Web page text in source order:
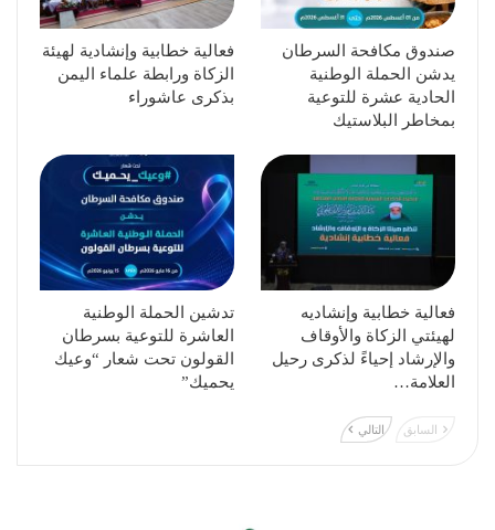
صندوق مكافحة السرطان
يدشن الحملة الوطنية
الحادية عشرة للتوعية
بمخاطر البلاستيك
فعالية خطابية وإنشادية لهيئة
الزكاة ورابطة علماء اليمن
بذكرى عاشوراء
فعالية خطابية وإنشاديه
لهيئتي الزكاة والأوقاف
والإرشاد إحياءً لذكرى رحيل
العلامة…
تدشين الحملة الوطنية
العاشرة للتوعية بسرطان
القولون تحت شعار “وعيك
يحميك”
السابق التالي